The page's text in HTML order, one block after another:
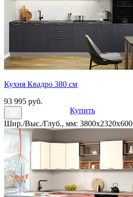
Кухня Квадро 380 см
93 995 руб.
Купить
Шир./Выс./Глуб., мм: 3800x2320x600